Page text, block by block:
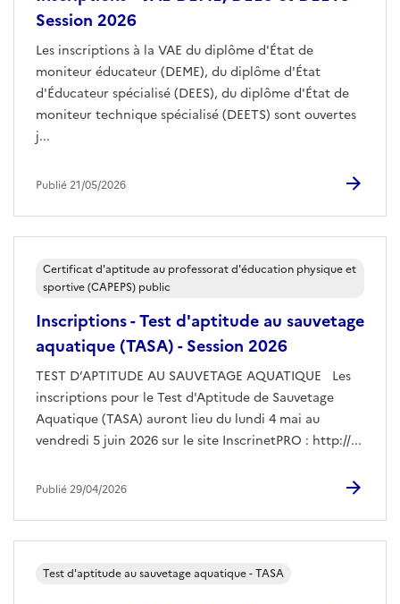
Session 2026
Les inscriptions à la VAE du diplôme d'État de
moniteur éducateur (DEME), du diplôme d'État
d'Éducateur spécialisé (DEES), du diplôme d'État de
moniteur technique spécialisé (DEETS) sont ouvertes
j...
Publié 21/05/2026
Inscriptions - Test d'aptitude au sauvetage
aquatique (TASA) - Session 2026
TEST D’APTITUDE AU SAUVETAGE AQUATIQUE Les
inscriptions pour le Test d'Aptitude de Sauvetage
Aquatique (TASA) auront lieu du lundi 4 mai au
vendredi 5 juin 2026 sur le site InscrinetPRO : http://...
Certificat d'aptitude au professorat d'éducation physique et
sportive (CAPEPS) public
Publié 29/04/2026
Test d'aptitude au sauvetage aquatique - TASA